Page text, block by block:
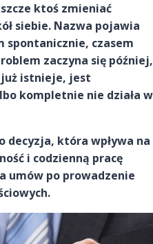
ktoś zmieniać
siebie. Nazwa pojawia
spontanicznie, czasem
zaczyna się później,
już istnieje, jest
kompletnie nie działa w
decyzja, która wpływa na
i codzienną pracę
umów po prowadzenie